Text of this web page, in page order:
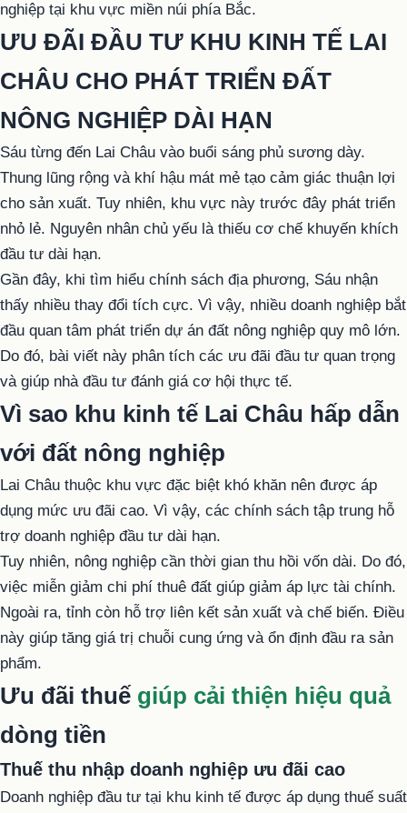
nghiệp tại khu vực miền núi phía Bắc.
ƯU ĐÃI ĐẦU TƯ KHU KINH TẾ LAI
CHÂU CHO PHÁT TRIỂN ĐẤT
NÔNG NGHIỆP DÀI HẠN
Sáu từng đến Lai Châu vào buổi sáng phủ sương dày.
Thung lũng rộng và khí hậu mát mẻ tạo cảm giác thuận lợi
cho sản xuất. Tuy nhiên, khu vực này trước đây phát triển
nhỏ lẻ. Nguyên nhân chủ yếu là thiếu cơ chế khuyến khích
đầu tư dài hạn.
Gần đây, khi tìm hiểu chính sách địa phương, Sáu nhận
thấy nhiều thay đổi tích cực. Vì vậy, nhiều doanh nghiệp bắt
đầu quan tâm phát triển dự án đất nông nghiệp quy mô lớn.
Do đó, bài viết này phân tích các ưu đãi đầu tư quan trọng
và giúp nhà đầu tư đánh giá cơ hội thực tế.
Vì sao khu kinh tế Lai Châu hấp dẫn
với đất nông nghiệp
Lai Châu thuộc khu vực đặc biệt khó khăn nên được áp
dụng mức ưu đãi cao. Vì vậy, các chính sách tập trung hỗ
trợ doanh nghiệp đầu tư dài hạn.
Tuy nhiên, nông nghiệp cần thời gian thu hồi vốn dài. Do đó,
việc miễn giảm chi phí thuê đất giúp giảm áp lực tài chính.
Ngoài ra, tỉnh còn hỗ trợ liên kết sản xuất và chế biến. Điều
này giúp tăng giá trị chuỗi cung ứng và ổn định đầu ra sản
phẩm.
Ưu đãi thuế giúp cải thiện hiệu quả
dòng tiền
Thuế thu nhập doanh nghiệp ưu đãi cao
Doanh nghiệp đầu tư tại khu kinh tế được áp dụng thuế suất